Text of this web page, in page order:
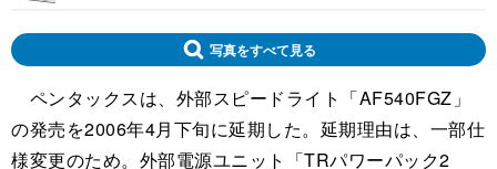
写真をすべて見る
ペンタックスは、外部スピードライト「AF540FGZ」
の発売を2006年4月下旬に延期した。延期理由は、一部仕
様変更のため。外部電源ユニット「TRパワーパック2